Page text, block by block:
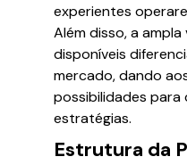
experientes
Além disso, a
disponíveis
mercado, dando
possibilidades para
estratégias.
Estrutura da